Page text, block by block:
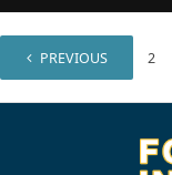
PREVIOUS
1 2